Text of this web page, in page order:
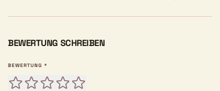
BEWERTUNG SCHREIBEN
BEWERTUNG *